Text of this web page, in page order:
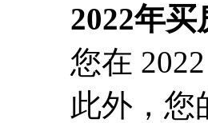
2022年
您在
此外，您